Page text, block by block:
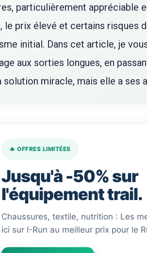
particulièrement appréciable
le prix élevé et certains risques
initial. Dans cet article, je
aux sorties longues, en
solution miracle, mais elle a ses
🔥 OFFRES LIMITÉES
Jusqu'à -50% sur
l'équipement trail.
Chaussures, textile, nutrition : Les
ici sur I-Run au meilleur prix pour le